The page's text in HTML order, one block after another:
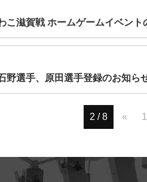
こ滋賀戦 ホームゲームイベント
野選手、原田選手登録のお知ら
2 / 8 « 1